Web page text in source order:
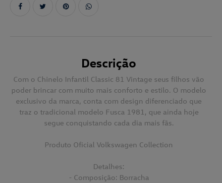
Descrição
Com o Chinelo Infantil Classic 81 Vintage seus filhos vão
poder brincar com muito mais conforto e estilo. O modelo
exclusivo da marca, conta com design diferenciado que
traz o tradicional modelo Fusca 1981, que ainda hoje
segue conquistando cada dia mais fãs.
Produto Oficial Volkswagen Collection
Detalhes:
- Composição: Borracha